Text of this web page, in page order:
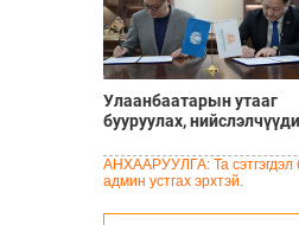
Улаанбаатарын утааг
бууруулах,
төслийг “Чингис хаан
баялгийн сан нэгдэл”
АНХААРУУЛГА: Та сэтгэгдэл
админ устгах эрхтэй.